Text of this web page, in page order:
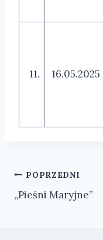
11. 16.05.2025
Nawigacja
wpisu
POPRZEDNI
„Pieśni Maryjne”